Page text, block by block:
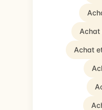
Achat
Achat